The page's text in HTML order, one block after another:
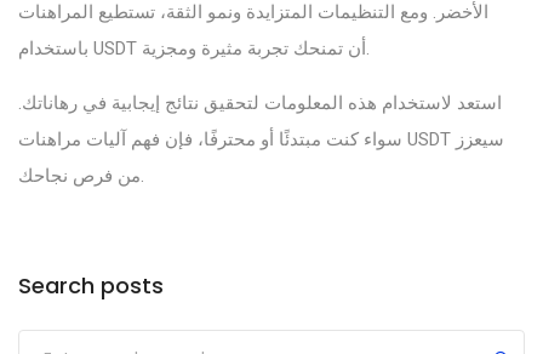
الأخضر. ومع التنظيمات المتزايدة ونمو الثقة، تستطيع المراهنات
باستخدام USDT أن تمنحك تجربة مثيرة ومجزية.
استعد لاستخدام هذه المعلومات لتحقيق نتائج إيجابية في رهاناتك.
سواء كنت مبتدئًا أو محترفًا، فإن فهم آليات مراهنات USDT سيعزز
من فرص نجاحك.
Search posts